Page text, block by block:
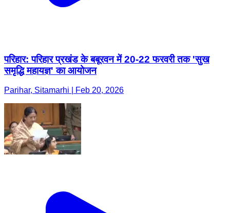
परिहार: परिहार प्रखंड के बबूरवन में 20-22 फरवरी तक 'सुख
समृद्धि महायज्ञ' का आयोजन
Parihar, Sitamarhi | Feb 20, 2026